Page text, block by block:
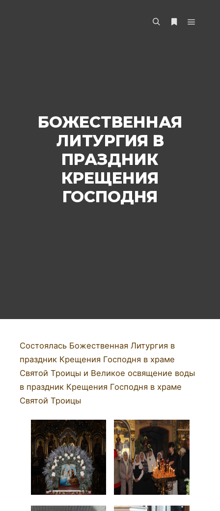
БОЖЕСТВЕННАЯ
ЛИТУРГИЯ В
ПРАЗДНИК
КРЕЩЕНИЯ
ГОСПОДНЯ
Состоялась Божественная Литургия в
праздник Крещения Господня в храме
Святой Троицы и Великое освящение воды
в праздник Крещения Господня в храме
Святой Троицы